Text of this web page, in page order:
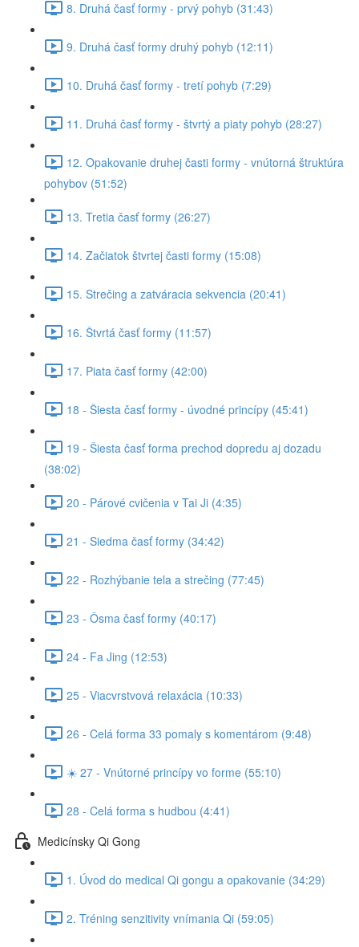
8. Druhá časť formy - prvý pohyb (31:43)
9. Druhá časť formy druhý pohyb (12:11)
10. Druhá časť formy - tretí pohyb (7:29)
11. Druhá časť formy - štvrtý a piaty pohyb (28:27)
12. Opakovanie druhej časti formy - vnútorná štruktúra
pohybov (51:52)
13. Tretia časť formy (26:27)
14. Začiatok štvrtej časti formy (15:08)
15. Strečing a zatváracia sekvencia (20:41)
16. Štvrtá časť formy (11:57)
17. Piata časť formy (42:00)
18 - Šiesta časť formy - úvodné princípy (45:41)
19 - Šiesta časť forma prechod dopredu aj dozadu
(38:02)
20 - Párové cvičenia v Tai Ji (4:35)
21 - Siedma časť formy (34:42)
22 - Rozhýbanie tela a strečing (77:45)
23 - Ôsma časť formy (40:17)
24 - Fa Jing (12:53)
25 - Viacvrstvová relaxácia (10:33)
26 - Celá forma 33 pomaly s komentárom (9:48)
☀️ 27 - Vnútorné princípy vo forme (55:10)
28 - Celá forma s hudbou (4:41)
Medicínsky Qi Gong
1. Úvod do medical Qi gongu a opakovanie (34:29)
2. Tréning senzitivity vnímania Qi (59:05)